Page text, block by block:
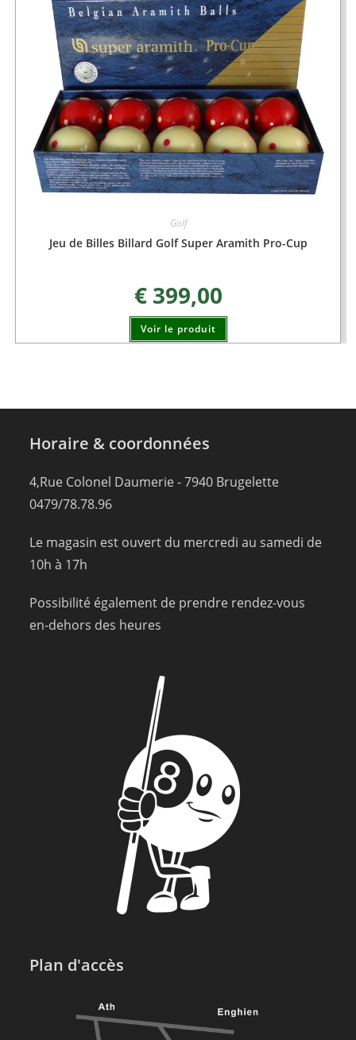
Golf
Jeu de Billes Billard Golf Super Aramith Pro-Cup
€399,00
Voir le produit
Horaire & coordonnées
4,Rue Colonel Daumerie - 7940 Brugelette
0479/78.78.96
Le magasin est ouvert du mercredi au samedi de
10h à 17h
Possibilité également de prendre rendez-vous
en-dehors des heures
Plan d'accès